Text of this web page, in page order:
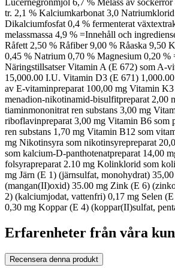
Lucernegrönmjöl 6,7 % Melass av
tr. 2,1 % Kalciumkarbonat 3,0
Dikalciumfosfat 0,4 % fermenterat
melassmassa 4,9 % =Innehåll och
Råfett 2,50 % Råfiber 9,00 % Råaska 9,50
0,45 % Natrium 0,70 % Magnesium 0,20 %
Näringstillsatser Vitamin A (E 672) som A-
15,000.00 I.U. Vitamin D3 (E 671)
av E-vitaminpreparat 100,00 mg Vitamin
menadion-nikotinamid-bisulfitpreparat 2,00
tiaminmononitrat ren substans 3,00 mg
riboflavinpreparat 3,00 mg Vitamin B6 som
ren substans 1,70 mg Vitamin B12 som
mg Nikotinsyra som nikotinsyrepreparat
som kalcium-D-panthotenatpreparat 14,00
folsyrapreparat 2.10 mg Kolinklorid som
mg Järn (E 1) (järnsulfat, monohydrat)
(mangan(II)oxid) 35.00 mg Zink (E 6)
2) (kalciumjodat, vattenfri) 0,17 mg Selen
0,30 mg Koppar (E 4) (koppar(II)sulfat,
Erfarenheter från våra
Recensera denna produkt